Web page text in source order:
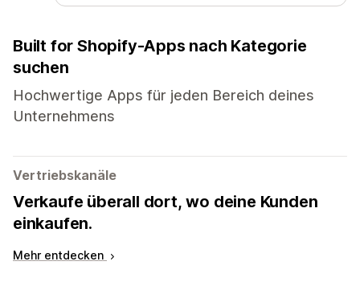
Built for Shopify-Apps nach Kategorie
suchen
Hochwertige Apps für jeden Bereich deines
Unternehmens
Vertriebskanäle
Verkaufe überall dort, wo deine Kunden
einkaufen.
Mehr entdecken